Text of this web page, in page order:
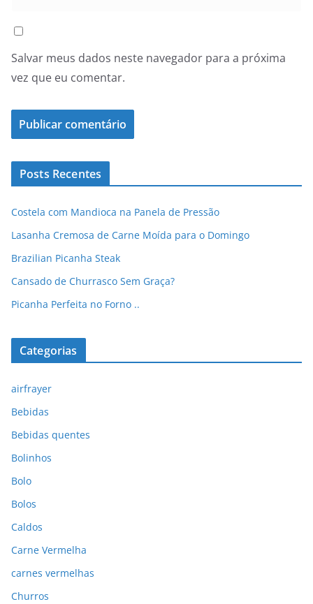
Salvar meus dados neste navegador para a próxima
vez que eu comentar.
Posts Recentes
Costela com Mandioca na Panela de Pressão
Lasanha Cremosa de Carne Moída para o Domingo
Brazilian Picanha Steak
Cansado de Churrasco Sem Graça?
Picanha Perfeita no Forno ..
Categorias
airfrayer
Bebidas
Bebidas quentes
Bolinhos
Bolo
Bolos
Caldos
Carne Vermelha
carnes vermelhas
Churros